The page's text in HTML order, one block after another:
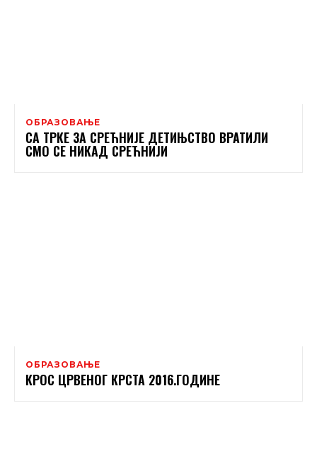
ОБРАЗОВАЊЕ
СА ТРКЕ ЗА СРЕЋНИЈЕ ДЕТИЊСТВО ВРАТИЛИ
СМО СЕ НИКАД СРЕЋНИЈИ
ОБРАЗОВАЊЕ
КРОС ЦРВЕНОГ КРСТА 2016.ГОДИНЕ